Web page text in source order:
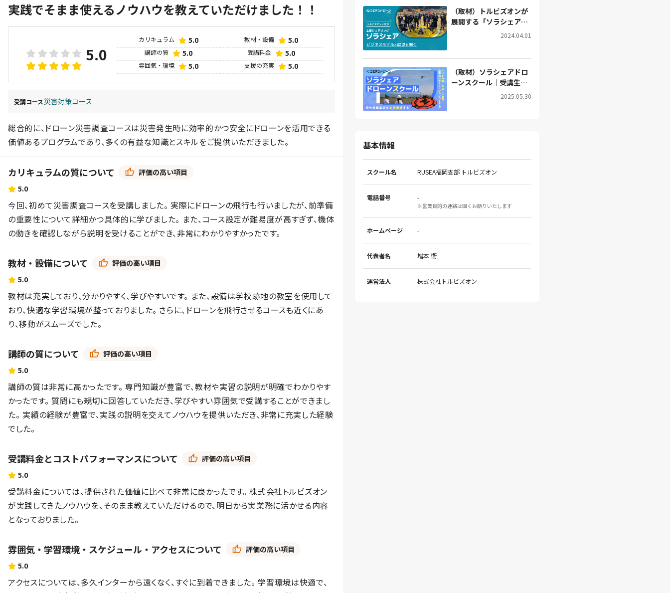
実践でそまま使えるノウハウを教えていただけました！！
5.0
カリキュラム 5.0 教材・設備 5.0
講師の質 5.0 受講料金 5.0
雰囲気・環境 5.0 支援の充実 5.0
受講コース災害対策コース
総合的に、ドローン災害調査コースは災害発生時に効率的かつ安全にドローンを活用できる
価値あるプログラムであり、多くの有益な知識とスキルをご提供いただきました。
カリキュラムの質について
評価の高い項目
5.0
今回、初めて災害調査コースを受講しました。 実際にドローンの飛行も行いましたが、前準備
の重要性について詳細かつ具体的に学びました。 また、コース設定が難易度が高すぎず、機体
の動きを確認しながら説明を受けることができ、非常にわかりやすかったです。
教材・設備について
評価の高い項目
5.0
教材は充実しており、分かりやすく、学びやすいです。 また、設備は学校跡地の教室を使用して
おり、快適な学習環境が整っておりました。 さらに、ドローンを飛行させるコースも近くにあ
り、移動がスムーズでした。
講師の質について
評価の高い項目
5.0
講師の質は非常に高かったです。 専門知識が豊富で、教材や実習の説明が明確でわかりやす
かったです。 質問にも親切に回答していただき、学びやすい雰囲気で受講することができまし
た。 実績の経験が豊富で、実践の説明を交えてノウハウを提供いただき、非常に充実した経験
でした。
受講料金とコストパフォーマンスについて
評価の高い項目
5.0
受講料金については、提供された価値に比べて非常に良かったです。 株式会社トルビズオン
が実践してきたノウハウを、そのまま教えていただけるので、明日から実業務に活かせる内容
となっておりました。
雰囲気・学習環境・スケジュール・アクセスについて
評価の高い項目
5.0
アクセスについては、多久インターから遠くなく、すぐに到着できました。 学習環境は快適で、
（取材）トルビズオンが
展開する「ソラシェア」
とは？地域の関係者を巻
2024.04.01
（取材）ソラシェアドロ
ーンスクール｜受講生を
オーディションで選2025.05.30
基本情報
スクール名 RUSEA福岡支部 トルビズオン
電話番号 -
※営業目的の連絡は固くお断りいたします
ホームページ -
代表者名 増本 衛
運営法人 株式会社トルビズオン